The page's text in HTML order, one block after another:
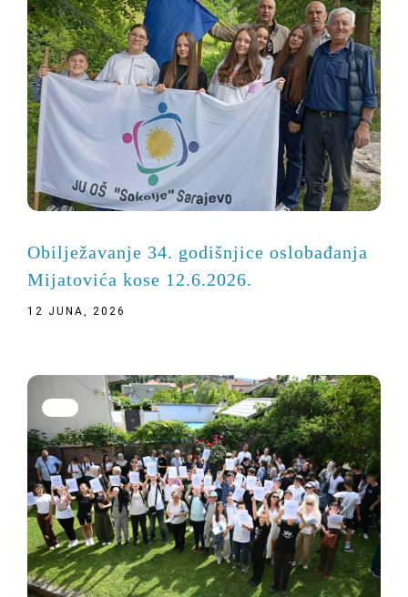
Obilježavanje 34. godišnjice oslobađanja
Mijatovića kose 12.6.2026.
12 JUNA, 2026